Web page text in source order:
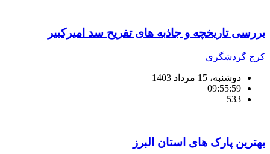
بررسی تاریخچه و جاذبه های تفریح سد امیرکبیر
کرج گردشگری
دوشنبه، 15 مرداد 1403
09:55:59
533
بهترین پارک های استان البرز